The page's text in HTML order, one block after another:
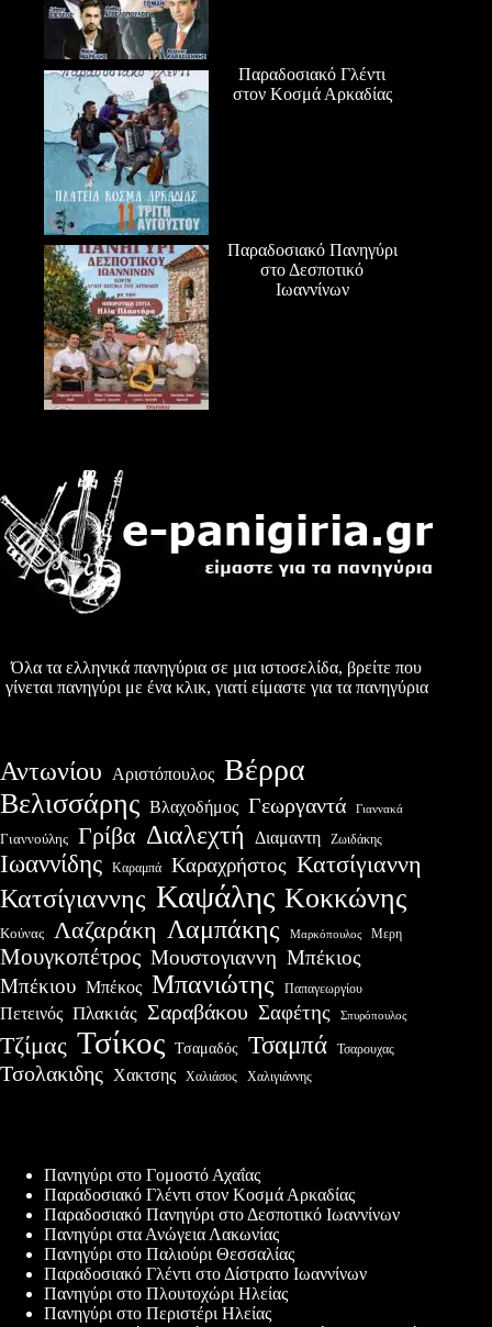
Παραδοσιακό Γλέντι
στον Κοσμά Αρκαδίας
Παραδοσιακό Πανηγύρι
στο Δεσποτικό
Ιωαννίνων
Όλα τα ελληνικά πανηγύρια σε μια ιστοσελίδα, βρείτε που
γίνεται πανηγύρι με ένα κλικ, γιατί είμαστε για τα πανηγύρια
Αντωνίου Αριστόπουλος Βέρρα
Βελισσάρης Βλαχοδήμος Γεωργαντά Γιαννακά
Γιαννούλης Γρίβα Διαλεχτή Διαμαντη Ζωιδάκης
Ιωαννίδης Καραμπά Καραχρήστος Κατσίγιαννη
Κατσίγιαννης Καψάλης Κοκκώνης
Κούνας Λαζαράκη Λαμπάκης Μαρκόπουλος Μερη
Μουγκοπέτρος Μουστογιαννη Μπέκιος
Μπέκιου Μπέκος Μπανιώτης Παπαγεωργίου
Πετεινός Πλακιάς Σαραβάκου Σαφέτης Σπυρόπουλος
Τζίμας Τσίκος Τσαμαδός Τσαμπά Τσαρουχας
Τσολακιδης Χακτσης Χαλιάσος Χαλιγιάννης
Πανηγύρι στο Γομοστό Αχαΐας
Παραδοσιακό Γλέντι στον Κοσμά Αρκαδίας
Παραδοσιακό Πανηγύρι στο Δεσποτικό Ιωαννίνων
Πανηγύρι στα Ανώγεια Λακωνίας
Πανηγύρι στο Παλιούρι Θεσσαλίας
Παραδοσιακό Γλέντι στο Δίστρατο Ιωαννίνων
Πανηγύρι στο Πλουτοχώρι Ηλείας
Πανηγύρι στο Περιστέρι Ηλείας